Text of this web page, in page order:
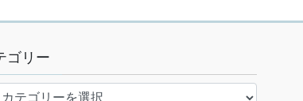
ゴリー